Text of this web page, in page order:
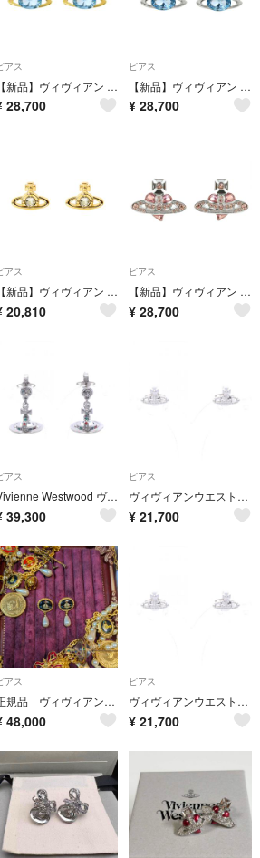
アス
【新品】ヴィヴィアン ウエストウッド Vivienne Westwood ピアス レディース 6201034P 02R849 ALLIE
28,700
ピアス
【新品】ヴィヴィアン ウエストウッド Vivienne Westwood ピアス レディース 6201034P 02P426 ALLIE
¥ 28,700
アス
【新品】ヴィヴィアン ウエストウッド Vivienne Westwood ピアス ユニセックス 62010037 02R944 NANO SOLITAIRE
20,810
ピアス
【新品】ヴィヴィアン ウエストウッド Vivienne Westwood ピアス レディース 6201033K 02P686 New Diamante Heart
¥ 28,700
アス
Vivienne Westwood ヴィヴィアンウエストウッド ピアス NEW PETITE ORB
39,300
ピアス
ヴィヴィアンウエストウッド Vivienne Westwood FARAH ピアス ジュエリー メタル メンズ レディース シルバー系 62010015P019 【新品】
¥ 21,700
アス
正規品 ヴィヴィアン エナメルオーブ パールピアス
48,000
ピアス
ヴィヴィアンウエストウッド Vivienne Westwood FARAH ピアス ジュエリー メタル メンズ レディース シルバー系 62010015P019 【新品】
¥ 21,700